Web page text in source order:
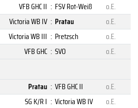
VFB GHC II : FSV Rot-Weiß
o.E.
Victoria WB IV : Pratau
o.E.
Victoria WB III : Pretzsch
o.E.
VFB GHC : SVO
o.E.
Pratau : VFB GHC II
o.E.
SG K/R I : Victoria WB IV
o.E.